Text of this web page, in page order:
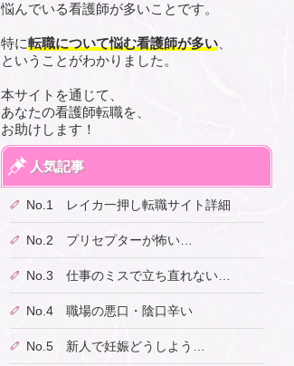
悩んでいる看護師が多いことです。
特に転職について悩む看護師が多い、
ということがわかりました。
本サイトを通じて、
あなたの看護師転職を、
お助けします！
人気記事
No.1 レイカ一押し転職サイト詳細
No.2 プリセプターが怖い…
No.3 仕事のミスで立ち直れない…
No.4 職場の悪口・陰口辛い
No.5 新人で妊娠どうしよう…